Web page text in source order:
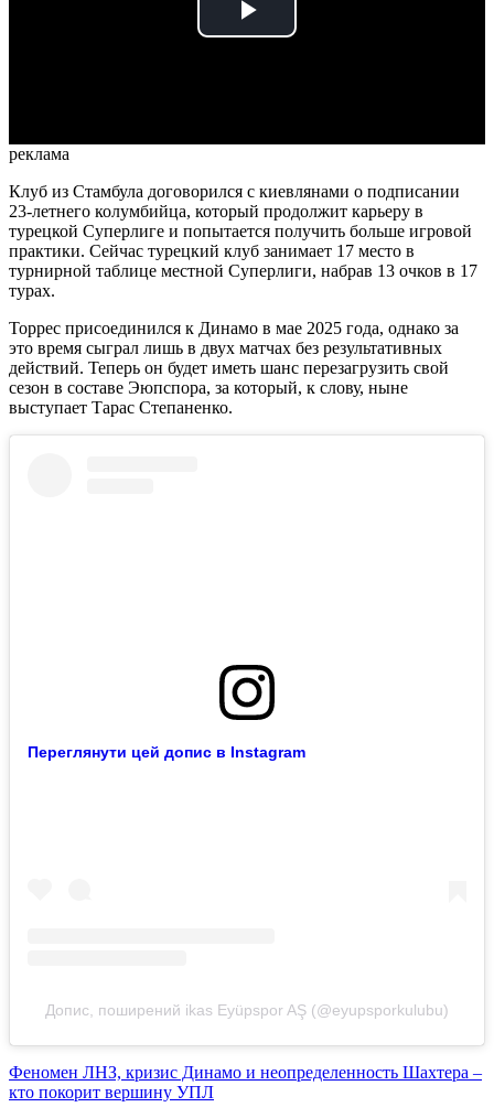
Play
реклама
Клуб из Стамбула договорился с киевлянами о подписании
23-летнего колумбийца, который продолжит карьеру в
турецкой Суперлиге и попытается получить больше игровой
практики. Сейчас турецкий клуб занимает 17 место в
турнирной таблице местной Суперлиги, набрав 13 очков в 17
турах.
Торрес присоединился к Динамо в мае 2025 года, однако за
это время сыграл лишь в двух матчах без результативных
действий. Теперь он будет иметь шанс перезагрузить свой
сезон в составе Эюпспора, за который, к слову, ныне
выступает Тарас Степаненко.
Переглянути цей допис в Instagram
Допис, поширений ikas Eyüpspor AŞ (@eyupsporkulubu)
Феномен ЛНЗ, кризис Динамо и неопределенность Шахтера –
кто покорит вершину УПЛ